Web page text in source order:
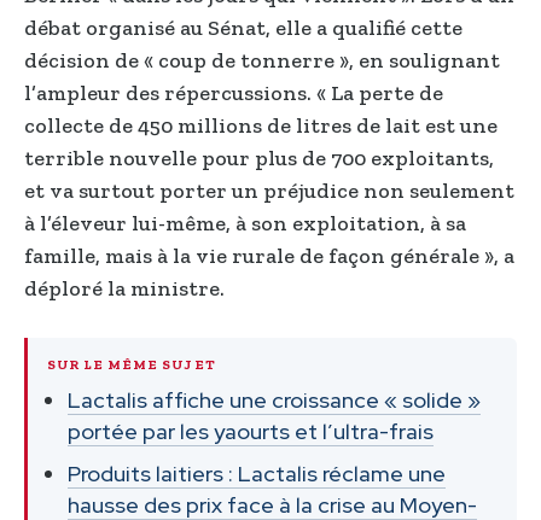
débat organisé au Sénat, elle a qualifié cette
décision de « coup de tonnerre », en soulignant
l’ampleur des répercussions. « La perte de
collecte de 450 millions de litres de lait est une
terrible nouvelle pour plus de 700 exploitants,
et va surtout porter un préjudice non seulement
à l’éleveur lui-même, à son exploitation, à sa
famille, mais à la vie rurale de façon générale », a
déploré la ministre.
SUR LE MÊME SUJET
Lactalis affiche une croissance « solide »
portée par les yaourts et l’ultra-frais
Produits laitiers : Lactalis réclame une
hausse des prix face à la crise au Moyen-